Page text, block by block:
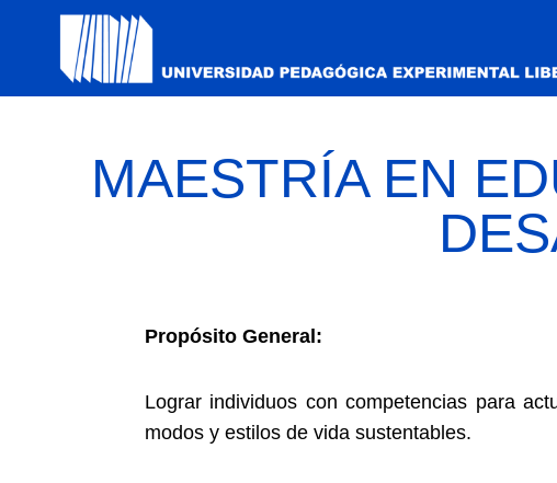
MAESTRÍA EN
Propósito General:
Lograr individuos con competencias para
modos y estilos de vida sustentables.